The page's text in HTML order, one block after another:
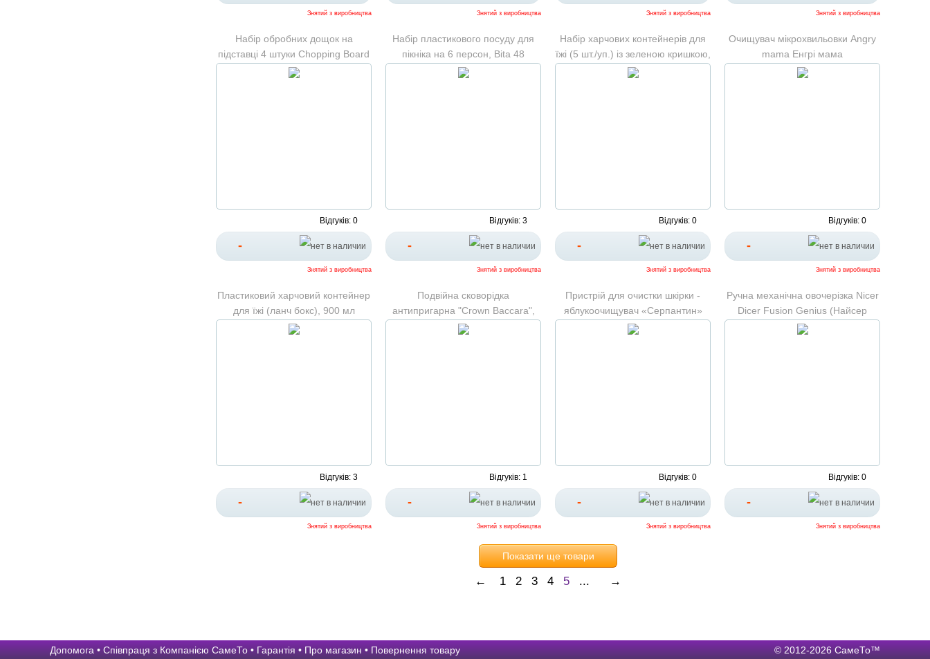
Знятий з виробництва Знятий з виробництва Знятий з виробництва Знятий з виробництва
Набір обробних дощок на
підставці 4 штуки Chopping Board
Set
Відгуків: 0
-
Знятий з виробництва
Набір пластикового посуду для
пікніка на 6 персон, Bita 48
предметів
Відгуків: 3
-
Знятий з виробництва
Набір харчових контейнерів для
їжі (5 шт./уп.) із зеленою кришкою,
скляні судочки
Відгуків: 0
-
Знятий з виробництва
Очищувач мікрохвильовки Angry
mama Енгрі мама
Відгуків: 0
-
Знятий з виробництва
Пластиковий харчовий контейнер
для їжі (ланч бокс), 900 мл
Відгуків: 3
-
Знятий з виробництва
Подвійна сковорідка
антипригарна "Crown Baccara",
двостороння пательня 43х28см
Відгуків: 1
-
Знятий з виробництва
Пристрій для очистки шкірки -
яблукоочищувач «Серпантин»
Відгуків: 0
-
Знятий з виробництва
Ручна механічна овочерізка Nicer
Dicer Fusion Genius (Найсер
Дайсер)
Відгуків: 0
-
Знятий з виробництва
Показати ще товари
← 1 2 3 4 5 ... →
© 2012-2026 СамеТо™
Допомога • Співпраця з Компанією СамеТо • Гарантія • Про магазин • Повернення товару